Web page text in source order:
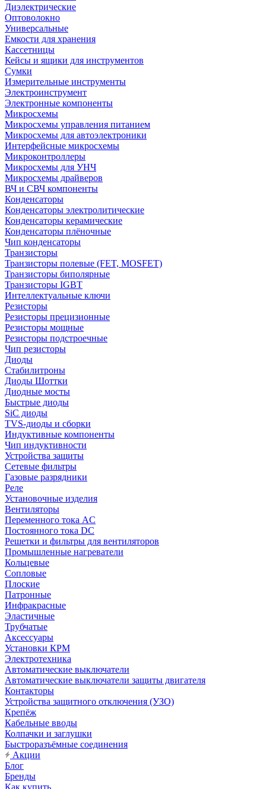
Диэлектрические
Оптоволокно
Универсальные
Емкости для хранения
Кассетницы
Кейсы и ящики для инструментов
Сумки
Измерительные инструменты
Электроинструмент
Электронные компоненты
Микросхемы
Микросхемы управления питанием
Микросхемы для автоэлектроники
Интерфейсные микросхемы
Микроконтроллеры
Микросхемы для УНЧ
Микросхемы драйверов
ВЧ и СВЧ компоненты
Конденсаторы
Конденсаторы электролитические
Конденсаторы керамические
Конденсаторы плёночные
Чип конденсаторы
Транзисторы
Транзисторы полевые (FET, MOSFET)
Транзисторы биполярные
Транзисторы IGBT
Интеллектуальные ключи
Резисторы
Резисторы прецизионные
Резисторы мощные
Резисторы подстроечные
Чип резисторы
Диоды
Стабилитроны
Диоды Шоттки
Диодные мосты
Быстрые диоды
SiC диоды
TVS-диоды и сборки
Индуктивные компоненты
Чип индуктивности
Устройства защиты
Сетевые фильтры
Газовые разрядники
Реле
Установочные изделия
Вентиляторы
Переменного тока AC
Постоянного тока DC
Решетки и фильтры для вентиляторов
Промышленные нагреватели
Кольцевые
Сопловые
Плоские
Патронные
Инфракрасные
Эластичные
Трубчатые
Аксессуары
Установки КРМ
Электротехника
Автоматические выключатели
Автоматические выключатели защиты двигателя
Контакторы
Устройства защитного отключения (УЗО)
Крепёж
Кабельные вводы
Колпачки и заглушки
Быстроразъёмные соединения
Акции
Блог
Бренды
Как купить